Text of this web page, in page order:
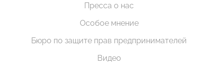
Пресса о нас
Особое мнение
Бюро по защите прав предпринимателей
Видео